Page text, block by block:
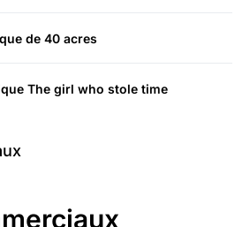
de 40 acres
The girl who stole time